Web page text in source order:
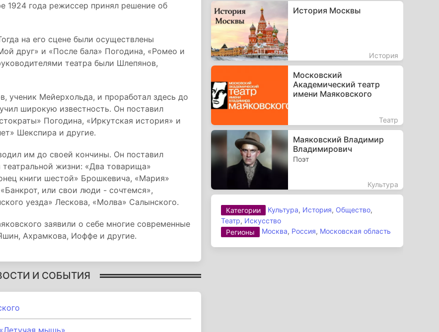
1924 года режиссер принял решение об
на его сцене были осуществлены
друг» и «После бала» Погодина, «Ромео и
театра были Шлепянов,
ученик Мейерхольда, и проработал здесь до
широкую известность. Он поставил
Погодина, «Иркутская история» и
Шекспира и другие.
им до своей кончины. Он поставил
жизни: «Два товарища»
книги шестой» Брошкевича, «Мария»
или свои люди - сочтемся»,
уезда» Лескова, «Молва» Салынского.
заявили о себе многие современные
Ахрамкова, Иоффе и другие.
И СОБЫТИЯ
мышь»
История Москвы
История
Московский
Академический театр
имени Маяковского
Театр
Маяковский Владимир
Владимирович
Поэт
Культура
Категории Культура, История, Общество,
Театр, Искусство
Регионы
Москва, Россия, Московская область